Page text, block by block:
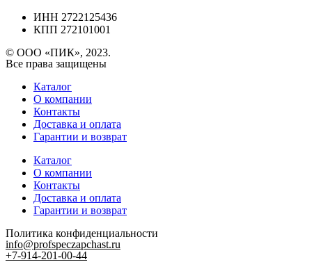
ИНН 2722125436
КПП 272101001
© ООО «ПИК», 2023.
Все права защищены
Каталог
О компании
Контакты
Доставка и оплата
Гарантии и возврат
Каталог
О компании
Контакты
Доставка и оплата
Гарантии и возврат
Политика конфиденциальности
info@profspeczapchast.ru
+7-914-201-00-44